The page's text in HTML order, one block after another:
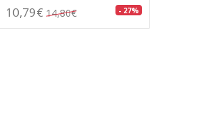
10,79€ 14,80€ - 27%